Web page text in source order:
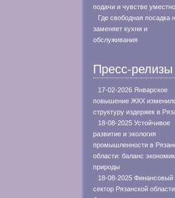
подачи и чувстве
Где свободная посадка
заменяет кухни и
обслуживания
Пресс-релизы
17-02-2026 Январское
повышение ЖКХ
структуру издержек в
18-08-2025 Устойчивое
развитие и экология
промышленности в
области: баланс
природы
18-08-2025 Финансовый
сектор Рязанской